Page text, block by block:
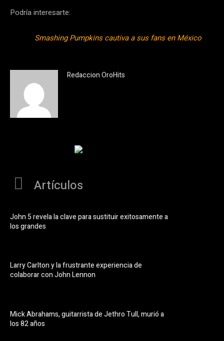
Podría interesarte:
Smashing Pumpkins cautiva a sus fans en México
Redaccion OroHits
Artículos
John 5 revela la clave para sustituir exitosamente a
los grandes
Larry Carlton y la frustrante experiencia de
colaborar con John Lennon
Mick Abrahams, guitarrista de Jethro Tull, murió a
los 82 años